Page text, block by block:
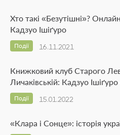
Хто такі «Безутішні»?
Кадзуо Ішіґуро
16.11.2021
Події
Книжковий клуб Старого
Личаківській: Кадзуо
15.01.2022
Події
«Клара і Сонце»: історія